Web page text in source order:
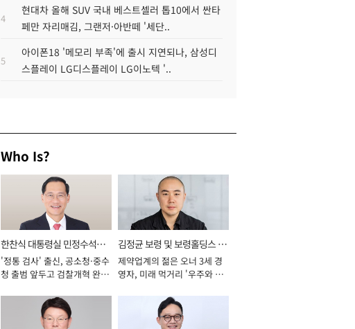
4
현대차 올해 SUV 국내 베스트셀러 톱10에서 싼타
페만 자리매김, 그랜저·아반떼 '세단..
5
아이폰18 '메모리 부족'에 출시 지연되나, 삼성디
스플레이 LG디스플레이 LG이노텍 '..
Who Is?
한찬식 대통령실 민정수석비
서관
'정통 검사' 출신, 공소청·중수
청 출범 앞두고 검찰개혁 완수
김정균 보령 및 보령홀딩스 대
표이사 사장
제약업계의 젊은 오너 3세 경
영자, 미래 먹거리 '우주와 헬